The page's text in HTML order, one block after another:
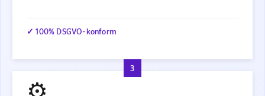
✓ 100% DSGVO-konform
3
⚙️